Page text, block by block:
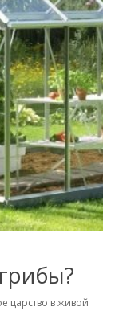
царство в живой